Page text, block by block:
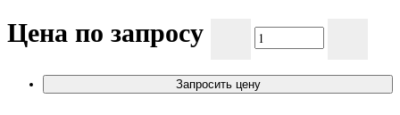
Цена по запросу
Запросить цену